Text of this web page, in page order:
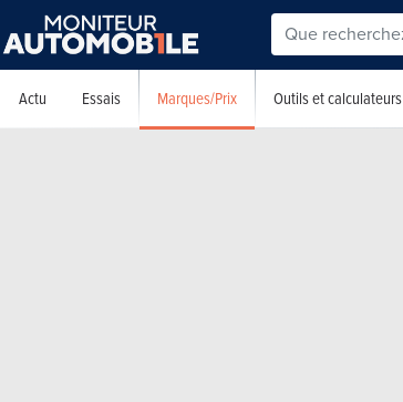
Actu Essais Marques/Prix Outils et calculateurs